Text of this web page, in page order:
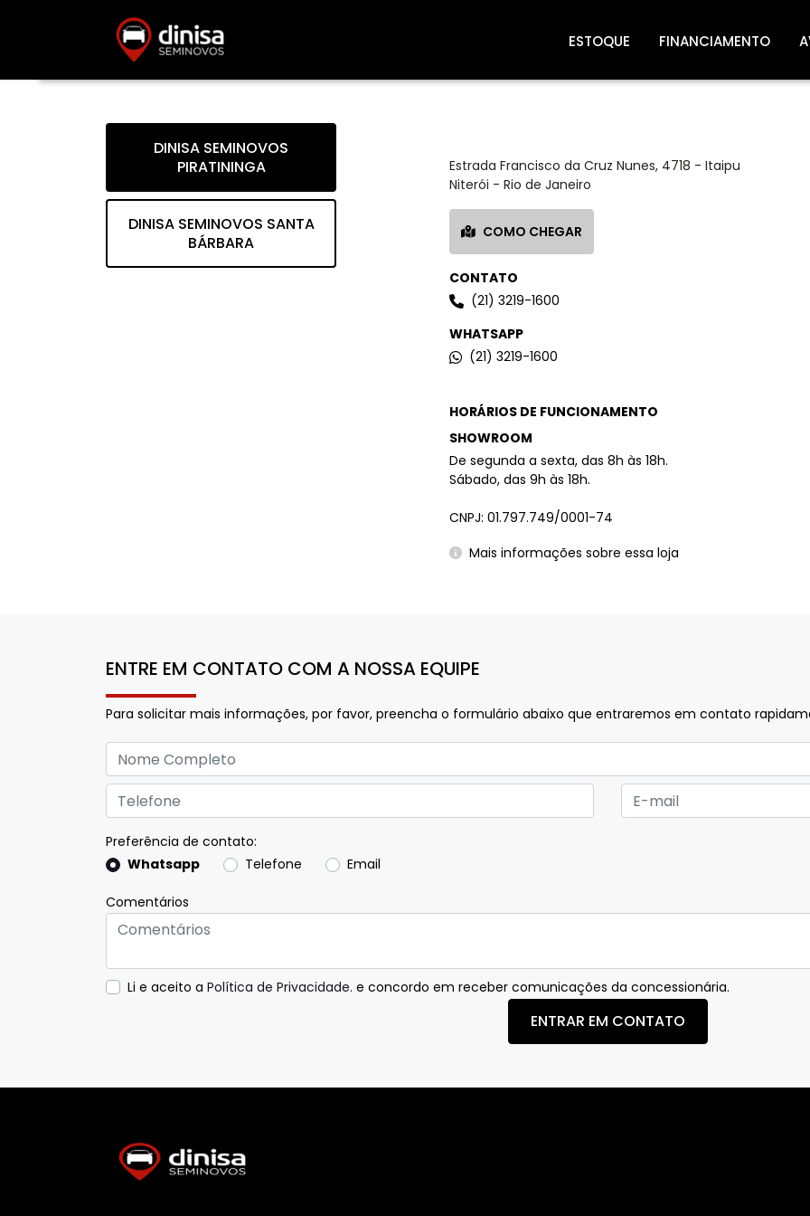
ESTOQUE FINANCIAMENTO
DINISA SEMINOVOS
PIRATININGA
DINISA SEMINOVOS SANTA
BÁRBARA
Estrada Francisco da Cruz Nunes, 4718 - Itaipu
Niterói - Rio de Janeiro
COMO CHEGAR
CONTATO
(21) 3219-1600
WHATSAPP
(21) 3219-1600
HORÁRIOS DE FUNCIONAMENTO
SHOWROOM
De segunda a sexta, das 8h às 18h.
Sábado, das 9h às 18h.
CNPJ: 01.797.749/0001-74
Mais informações sobre essa loja
ENTRE EM CONTATO COM A NOSSA EQUIPE
Para solicitar mais informações, por favor, preencha o formulário abaixo que entraremos em contato
Preferência de contato:
Whatsapp
Telefone Email
Comentários
Li e aceito a Política de Privacidade. e concordo em receber comunicações da concessionária.
ENTRAR EM CONTATO